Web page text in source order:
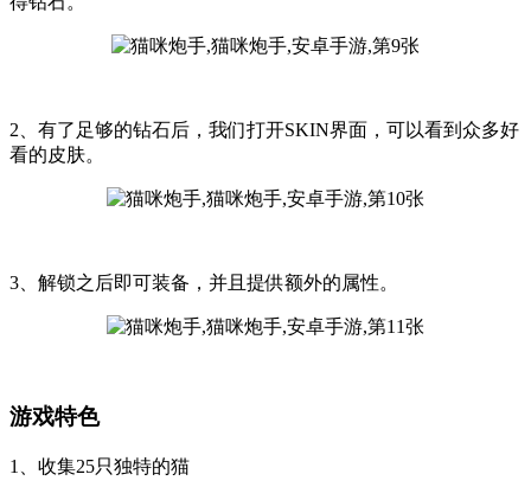
2、有了足够的钻石后，我们打开SKIN界面，可以看到众多好
看的皮肤。
3、解锁之后即可装备，并且提供额外的属性。
游戏特色
1、收集25只独特的猫